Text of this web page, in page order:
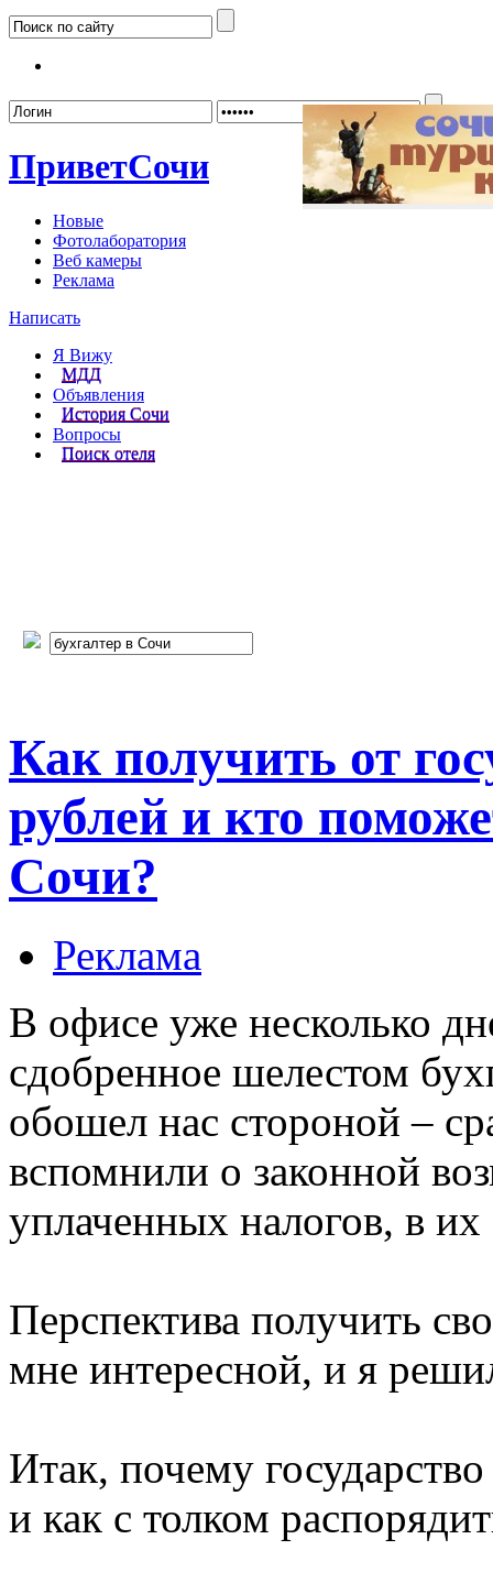
ПриветСочи
Новые
Фотолаборатория
Веб камеры
Реклама
Написать
Я Вижу
МДД
Объявления
История Сочи
Вопросы
Поиск отеля
Как получить от
рублей и кто
Сочи?
Реклама
В офисе уже несколько
сдобренное шелестом
обошел нас стороной –
вспомнили о законной
уплаченных налогов, в
Перспектива получить
мне интересной, и я
Итак, почему
и как с толком